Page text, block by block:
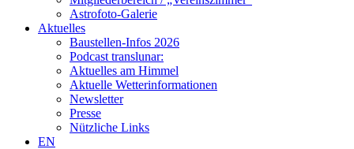
Astrofoto-Galerie
Aktuelles
Baustellen-Infos 2026
Podcast translunar:
Aktuelles am Himmel
Aktuelle Wetterinformationen
Newsletter
Presse
Nützliche Links
EN